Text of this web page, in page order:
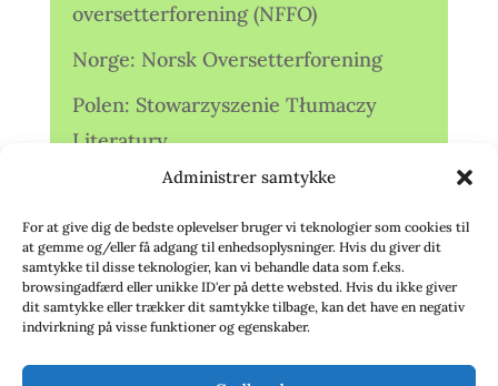
Administrer samtykke
For at give dig de bedste oplevelser bruger vi teknologier som cookies til
at gemme og/eller få adgang til enhedsoplysninger. Hvis du giver dit
samtykke til disse teknologier, kan vi behandle data som f.eks.
browsingadfærd eller unikke ID'er på dette websted. Hvis du ikke giver
dit samtykke eller trækker dit samtykke tilbage, kan det have en negativ
indvirkning på visse funktioner og egenskaber.
oversetterforening (NFFO)
Norge: Norsk Oversetterforening
Polen: Stowarzyszenie Tłumaczy
Literatury
Storbritannien: Translators
Association (TA)
Sverige: Översättarsektionen (Ö.)
Sverige: Översättarcentrum (ÖC)